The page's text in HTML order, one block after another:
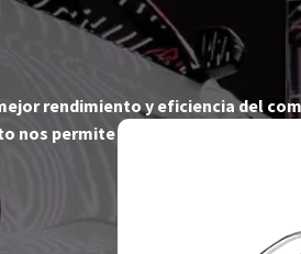
rendimiento y eficiencia del
permite garantizar archivos